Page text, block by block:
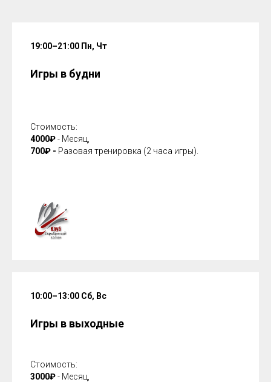
19:00–21:00 Пн, Чт
Игры в будни
Стоимость:
4000₽- Месяц,
700₽ - Разовая тренировка (2 часа игры).
10:00–13:00 Сб, Вс
Игры в выходные
Стоимость:
3000₽- Месяц,